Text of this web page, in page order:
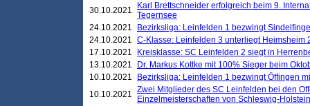
30.10.2021
Karl Brettschneider erfolgreich beim 9.
Tegernsee
24.10.2021
Bezirksliga: Leinfelden 1 bezwingt
24.10.2021 C-Klasse: Leinfelden 3 unterliegt Heimsheim
17.10.2021
Kreisklasse: SC Leinfelden 2 siegt in
13.10.2021
Dr. Markus Kottke mit 100% Sieger beim
10.10.2021
Bezirksliga: Leinfelden 1 bezwingt Öffingen
10.10.2021 Zwei Mitglieder des SC Leinfelden bei den
Einzelmeisterschaften von Schleswig-